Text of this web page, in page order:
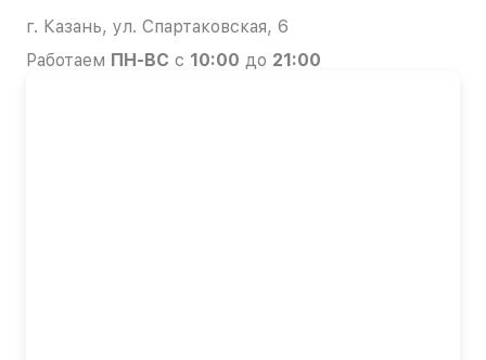
г. Казань, ул. Спартаковская, 6
Работаем ПН-ВС с 10:00 до 21:00